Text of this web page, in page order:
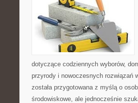
dotyczące codziennych wyborów,
przyrody i nowoczesnych rozwiązań
została przygotowana z myślą o
środowiskowe, ale jednocześnie